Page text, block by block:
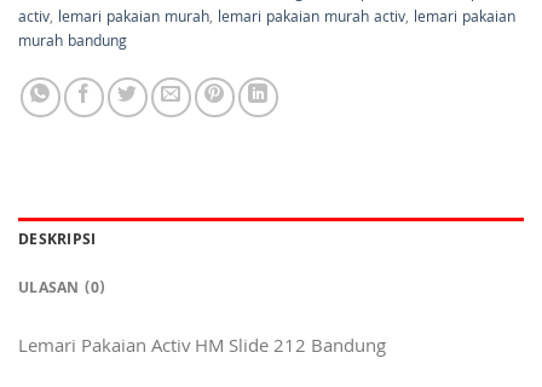
activ, lemari pakaian murah, lemari pakaian murah activ, lemari pakaian
murah bandung
DESKRIPSI
ULASAN (0)
Lemari Pakaian Activ HM Slide 212 Bandung